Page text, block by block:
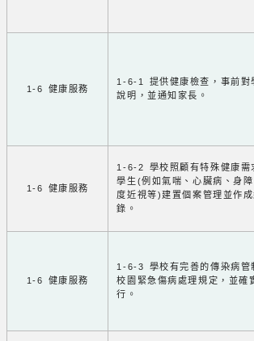
1-6 健康服務
1-6-1 提供健康檢查，事前對
說明，並通知家長。
1-6 健康服務
1-6-2 學校照顧有特殊健康需
學生(例如氣喘、心臟病、身
度近視等)建置個案管理並作
錄。
1-6 健康服務
1-6-3 學校有完善的傳染病管
校園緊急傷病處理規定，並確
行。